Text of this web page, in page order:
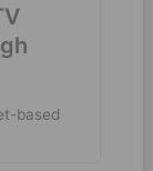
based